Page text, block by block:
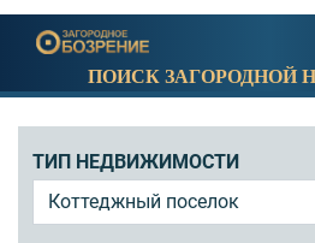
ПОИСК ЗАГОРОДНОЙ
ТИП НЕДВИЖИМОСТИ